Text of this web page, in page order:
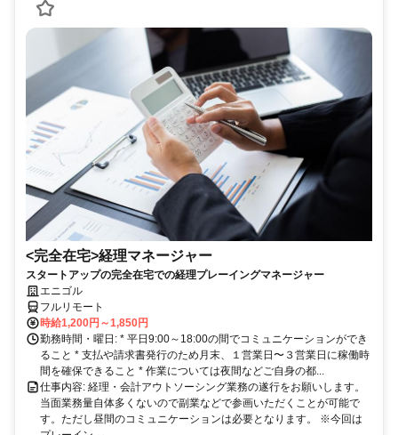
<完全在宅>経理マネージャー
スタートアップの完全在宅での経理プレーイングマネージャー
エニゴル
フルリモート
時給1,200円～1,850円
勤務時間・曜日: * 平日9:00～18:00の間でコミュニケーションができ
ること * 支払や請求書発行のため月末、１営業日〜３営業日に稼働時
間を確保できること * 作業については夜間などご自身の都...
仕事内容: 経理・会計アウトソーシング業務の遂行をお願いします。
当面業務量自体多くないので副業などで参画いただくことが可能で
す。ただし昼間のコミュニケーションは必要となります。 ※今回は